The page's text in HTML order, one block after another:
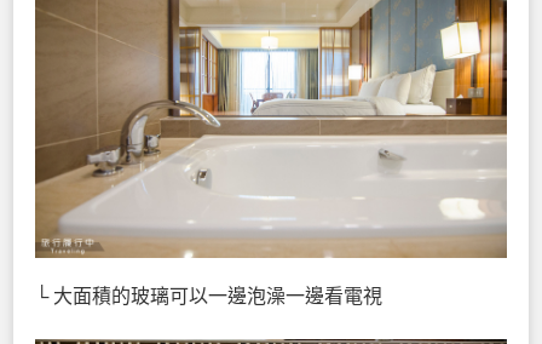
└ 大面積的玻璃可以一邊泡澡一邊看電視